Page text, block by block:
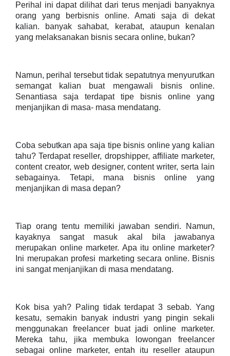
Perihal ini dapat dilihat dari terus menjadi banyaknya
orang yang berbisnis online. Amati saja di dekat
kalian. banyak sahabat, kerabat, ataupun kenalan
yang melaksanakan bisnis secara online, bukan?
Namun, perihal tersebut tidak sepatutnya menyurutkan
semangat kalian buat mengawali bisnis online.
Senantiasa saja terdapat tipe bisnis online yang
menjanjikan di masa- masa mendatang.
Coba sebutkan apa saja tipe bisnis online yang kalian
tahu? Terdapat reseller, dropshipper, affiliate marketer,
content creator, web designer, content writer, serta lain
sebagainya. Tetapi, mana bisnis online yang
menjanjikan di masa depan?
Tiap orang tentu memiliki jawaban sendiri. Namun,
kayaknya sangat masuk akal bila jawabanya
merupakan online marketer. Apa itu online marketer?
Ini merupakan profesi marketing secara online. Bisnis
ini sangat menjanjikan di masa mendatang.
Kok bisa yah? Paling tidak terdapat 3 sebab. Yang
kesatu, semakin banyak industri yang pingin sekali
menggunakan freelancer buat jadi online marketer.
Mereka tahu, jika membuka lowongan freelancer
sebagai online marketer, entah itu reseller ataupun